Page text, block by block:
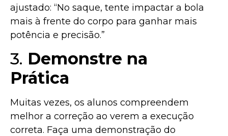
ajustado: “No saque, tente impactar a bola
mais à frente do corpo para ganhar mais
potência e precisão.”
3. Demonstre na
Prática
Muitas vezes, os alunos compreendem
melhor a correção ao verem a execução
correta. Faça uma demonstração do